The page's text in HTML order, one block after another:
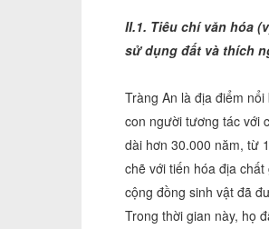
II.1. Tiêu chí văn hóa
sử dụng đất và thích
Tràng An là địa điểm
con người tương tác với
dài hơn 30.000 năm, từ
chẽ với tiến hóa địa
cộng đồng sinh vật đã
Trong thời gian này, họ